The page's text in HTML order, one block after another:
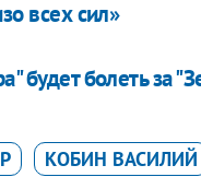
всех сил»
будет болеть за
КОБИН ВАСИЛИЙ